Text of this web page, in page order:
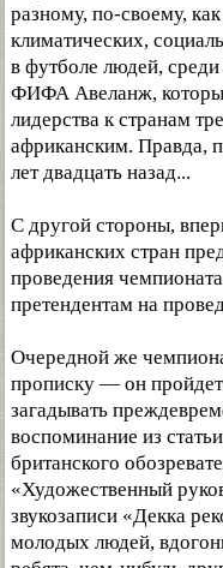
разному, по-своему,
климатических,
в футболе людей,
ФИФА Авеланж,
лидерства к странам
африканским. Правда,
лет двадцать назад...
С другой стороны,
африканских стран
проведения
претендентам на
Очередной же
прописку — он пройдет
загадывать
воспоминание из
британского
«Художественный
звукозаписи «Декка
молодых людей,